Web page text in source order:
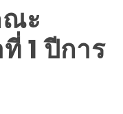
ะ
1 ปีการ